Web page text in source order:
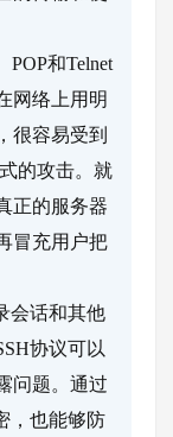
和Telnet
网络上用明
很容易受到
的攻击。就
正的服务器
冒充用户把
会话和其他
协议可以
问题。通过
，也能够防